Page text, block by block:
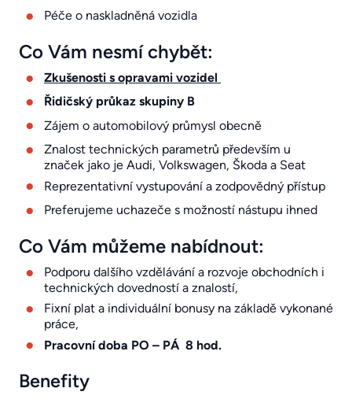
Péče o naskladněná vozidla
Co Vám nesmí chybět:
Zkušenosti s opravami vozidel
Řidičský průkaz skupiny B
Zájem o automobilový průmysl obecně
Znalost technických parametrů především u
značek jako je Audi, Volkswagen, Škoda a Seat
Reprezentativní vystupování a zodpovědný přístup
Preferujeme uchazeče s možností nástupu ihned
Co Vám můžeme nabídnout:
Podporu dalšího vzdělávání a rozvoje obchodních i
technických dovedností a znalostí,
Fixní plat a individuální bonusy na základě vykonané
práce,
Pracovní doba PO – PÁ 8 hod.
Benefity